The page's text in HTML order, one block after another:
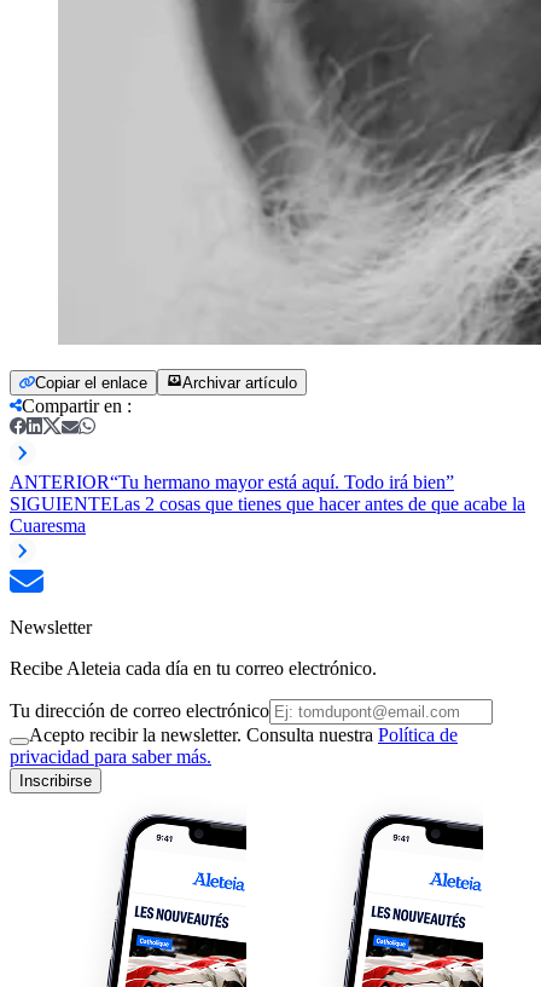
Copiar el enlace Archivar artículo
Compartir en :
ANTERIOR“Tu hermano mayor está aquí. Todo irá bien”
SIGUIENTELas 2 cosas que tienes que hacer antes de que acabe la
Cuaresma
Newsletter
Recibe Aleteia cada día en tu correo electrónico.
Tu dirección de correo electrónico
Acepto recibir la newsletter. Consulta nuestra Política de
privacidad para saber más.
Inscribirse